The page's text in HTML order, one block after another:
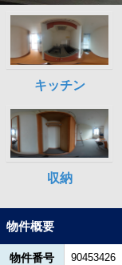
物件概要
物件番号 90453426